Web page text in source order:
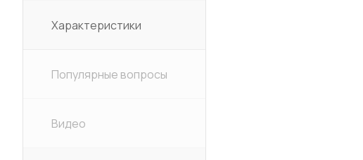
Характеристики
Популярные вопросы
Видео